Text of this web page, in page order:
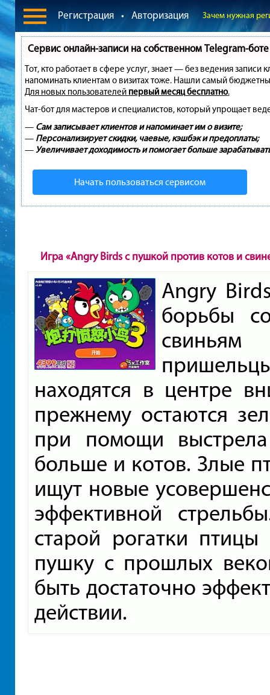
Регистрация • Авторизация Зачем нужная
Сервис онлайн-записи на собственном Telegram-боте
Тот, кто работает в сфере услуг, знает — без ведения
напоминать клиентам о визитах тоже. Нашли самый
Для новых пользователей первый месяц бесплатно.
Чат-бот для мастеров и специалистов, который упрощает
— Сам записывает клиентов и напоминает им о визите;
— Персонализирует скидки, чаевые, кэшбэк и предоплаты;
—Увеличивает доходимость и помогает больше
Начать пользоваться сервисом
Игра «Angry Birds с пушкой против котов и
Angry
борьбы
находятся в центре
прежнему остаются
при помощи
больше и котов. Злые
ищут новые
эффективной
старой рогатки
пушку с прошлых
быть достаточно
действии.